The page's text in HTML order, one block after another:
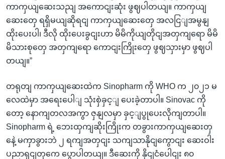
ကာကှယျဆေးသညျ အကောငျးဆုံး ဖွဈပါတယျ။ ကာကှယျ
ဆေးတှေ ရရှိမယျဆိုရငျ ကာကှယျဆေးတှေ အလငြျအမွနျ
ထိုးပေးပါ၊ ဒီလို ထိုးပေးခွငျးဟာ မိမိကိုယျတိုငျအတှကျရော မိမိ
မိသားစုတှေ အတှကျရော ကောငျးကြိုးတှေ ဖွဈသှားမှာ ဖွဈပါ
တယျ။”
တရုတျ ကာကှယျဆေးထဲက Sinopharm ကို WHO က ၂၀၂၁ မ
လေထဲမှာ အရေးပေါျ သုံးစှဲခှင့ျ ပေးခဲ့တာပါ။ Sinovac ကို
တော့ နောကျတလအကွာ ဇှနျလမှာ ခှင့ျပွုပေးလိုကျတာပါ။
Sinopharm ရဲ့ ဘေးထှကျဆိုးကြိုးက တခွားကာကှယျဆေးတှ
နေဲ့ မကှာခွားဘဲ ၂ ရကျအတှငျး သကျသာနိုငျကွောငျး ဆေးဝါး
ပညာရှငျတှကေ ပွောပါတယျ။ ဒီဆေးကို နိုငျငံပေါငျး ၈၀